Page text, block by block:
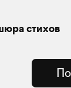
стихов